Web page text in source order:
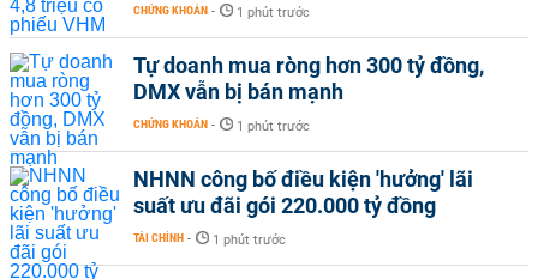
CHỨNG KHOÁN - 1 phút trước
Tự doanh mua ròng hơn 300 tỷ đồng,
DMX vẫn bị bán mạnh
CHỨNG KHOÁN - 1 phút trước
NHNN công bố điều kiện 'hưởng' lãi
suất ưu đãi gói 220.000 tỷ đồng
TÀI CHÍNH - 1 phút trước